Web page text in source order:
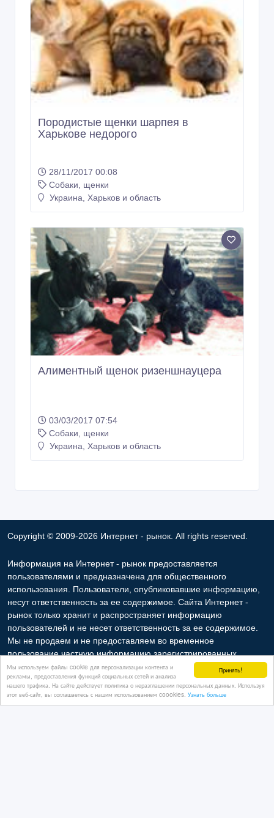
Принять!
Мы используем файлы cookie для персонализации контента и
рекламы, предоставления функций социальных сетей и анализа
нашего трафика. На сайте действует политика о неразглашении персональных данных. Используя
этот веб-сайт, вы соглашаетесь с нашим использованием coookies. Узнать больше
Собаки, щенки
Украина, Харьков и область
Алиментный щенок ризеншнауцера
03/03/2017 07:54
Собаки, щенки
Украина, Харьков и область
Copyright © 2009-2026 Интернет - рынок. All rights reserved.
несут ответственность за ее содержимое. Сайта Интернет -
рынок только хранит и распространяет информацию
пользователей и не несет ответственность за ее содержимое.
целях защиты прав собственности и безопасности
конфиденциальности сайтов, на которые ссылается Интернет -
рынок. На некоторых страницах нашего сайта представлена
реклама Google Adsense Advertising Network. Чтобы узнать
подробней о правилах конфиденциальности Googleнажмите
тут.